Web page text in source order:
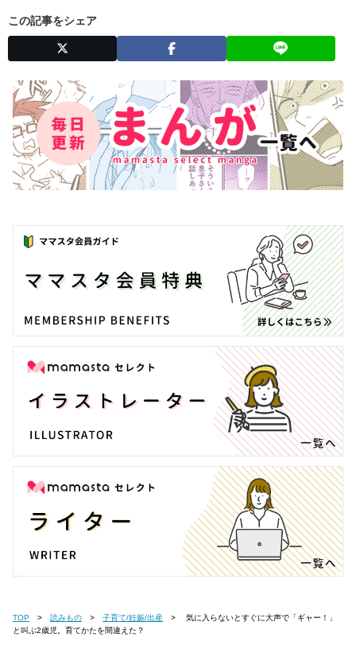
この記事をシェア
TOP 読みもの 子育て/妊娠/出産
と叫ぶ2歳児。育てかたを間違えた？